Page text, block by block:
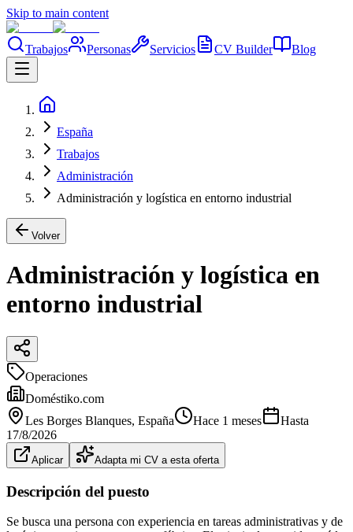
Skip to main content
Trabajos Personas Servicios CV Builder Blog
España
Trabajos
Administración
Administración y logística en entorno industrial
Volver
Administración y logística en
entorno industrial
Operaciones
Doméstiko.com
Les Borges Blanques, España Hace 1 meses
Hasta
17/8/2026
Aplicar Adapta mi CV a esta oferta
Descripción del puesto
Se busca una persona con experiencia en tareas administrativas y de